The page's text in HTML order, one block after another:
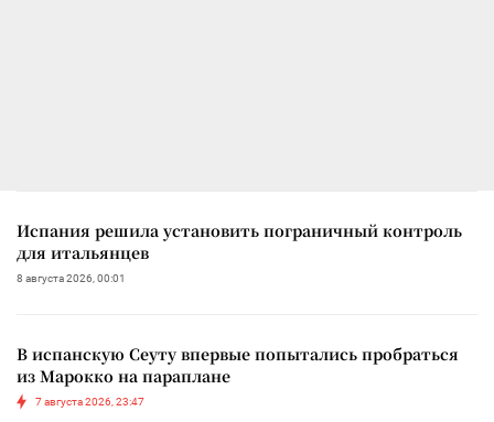
Испания решила установить пограничный контроль
для итальянцев
8 августа 2026, 00:01
В испанскую Сеуту впервые попытались пробраться
из Марокко на параплане
7 августа 2026, 23:47